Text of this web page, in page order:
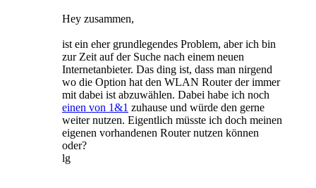
Hey zusammen,
ist ein eher grundlegendes Problem, aber ich bin
zur Zeit auf der Suche nach einem neuen
Internetanbieter. Das ding ist, dass man nirgend
wo die Option hat den WLAN Router der immer
mit dabei ist abzuwählen. Dabei habe ich noch
einen von 1&1 zuhause und würde den gerne
weiter nutzen. Eigentlich müsste ich doch meinen
eigenen vorhandenen Router nutzen können
oder?
lg